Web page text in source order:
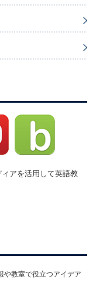
アを活用して英語教
や教室で役立つアイデア